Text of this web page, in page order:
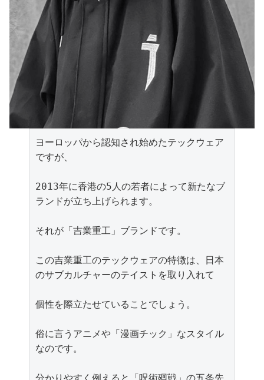
ヨーロッパから認知され始めたテックウェア
ですが、
2013年に香港の5人の若者によって新たなブ
ランドが立ち上げられます。
それが「吉業重工」ブランドです。
この吉業重工のテックウェアの特徴は、日本
のサブカルチャーのテイストを取り入れて
個性を際立たせていることでしょう。
俗に言うアニメや「漫画チック」なスタイル
なのです。